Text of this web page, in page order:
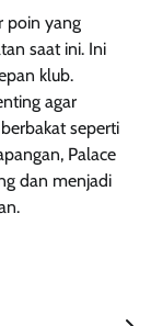
poin yang
saat ini. Ini
klub.
agar
seperti
Palace
dan menjadi